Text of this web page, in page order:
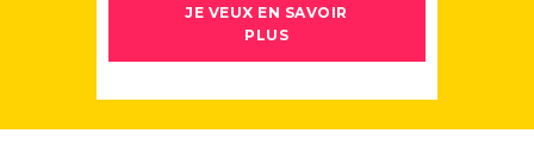
JE VEUX EN SAVOIR
PLUS